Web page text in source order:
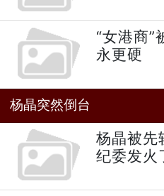
“女港商”
永更硬
杨晶突然倒台
杨晶被先
纪委发火